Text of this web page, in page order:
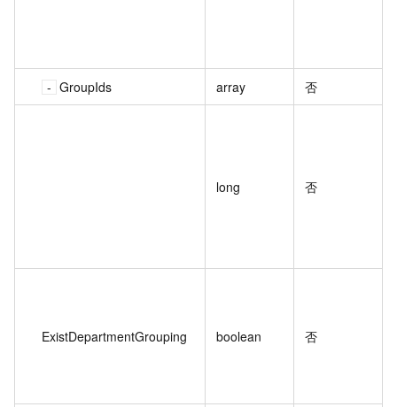
GroupIds array 否
long 否
ExistDepartmentGrouping boolean 否